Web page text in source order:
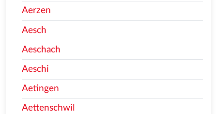
Aerzen
Aesch
Aeschach
Aeschi
Aetingen
Aettenschwil